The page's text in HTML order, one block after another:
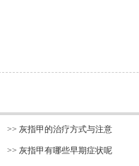
>> 灰指甲的治疗方式与注意
>> 灰指甲有哪些早期症状呢